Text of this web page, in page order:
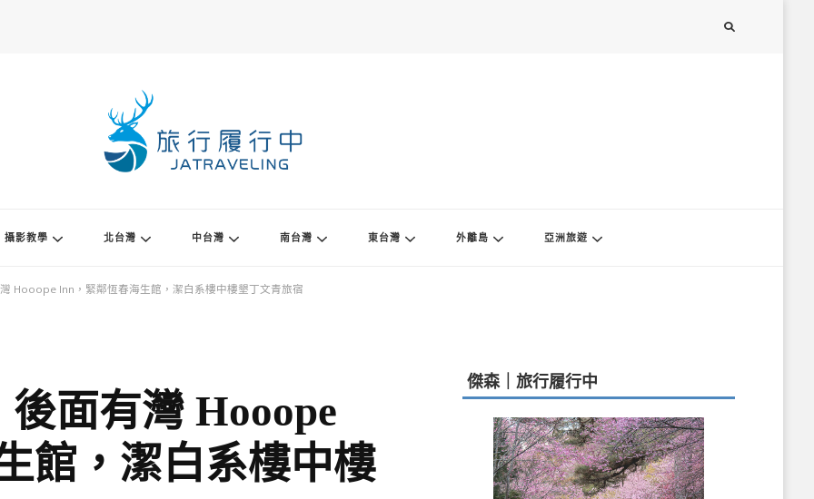
攝影教學 北台灣 中台灣 南台灣 東台灣 外離島 亞洲旅遊
Hooope Inn，緊鄰恆春海生館，潔白系樓中樓墾丁文青旅宿
面有灣 Hooope
館，潔白系樓中樓
傑森｜旅行履行中